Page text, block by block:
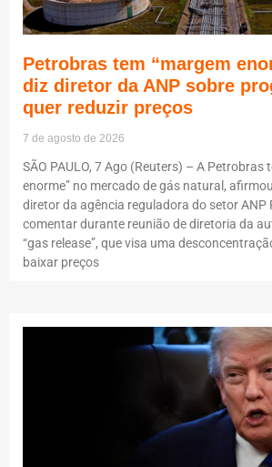
Petrobras tem “margem
diz diretor da ANP sobre
quer reduzir preços
7 de agosto de 2026
SÃO PAULO, 7 Ago (Reuters) – A Petrobras
enorme” no mercado de gás natural,
diretor da agência reguladora do setor ANP
comentar durante reunião de diretoria da
“gas release”, que visa uma
baixar preços